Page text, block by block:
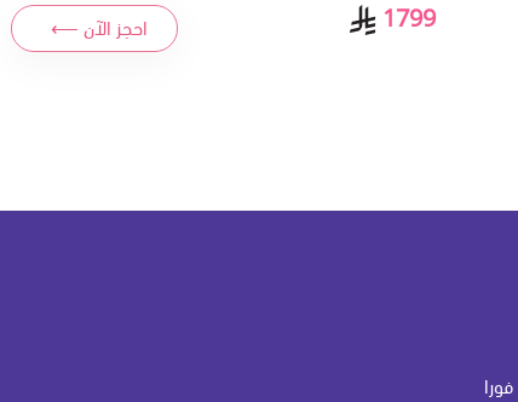
1799 احجز الآن ⟵